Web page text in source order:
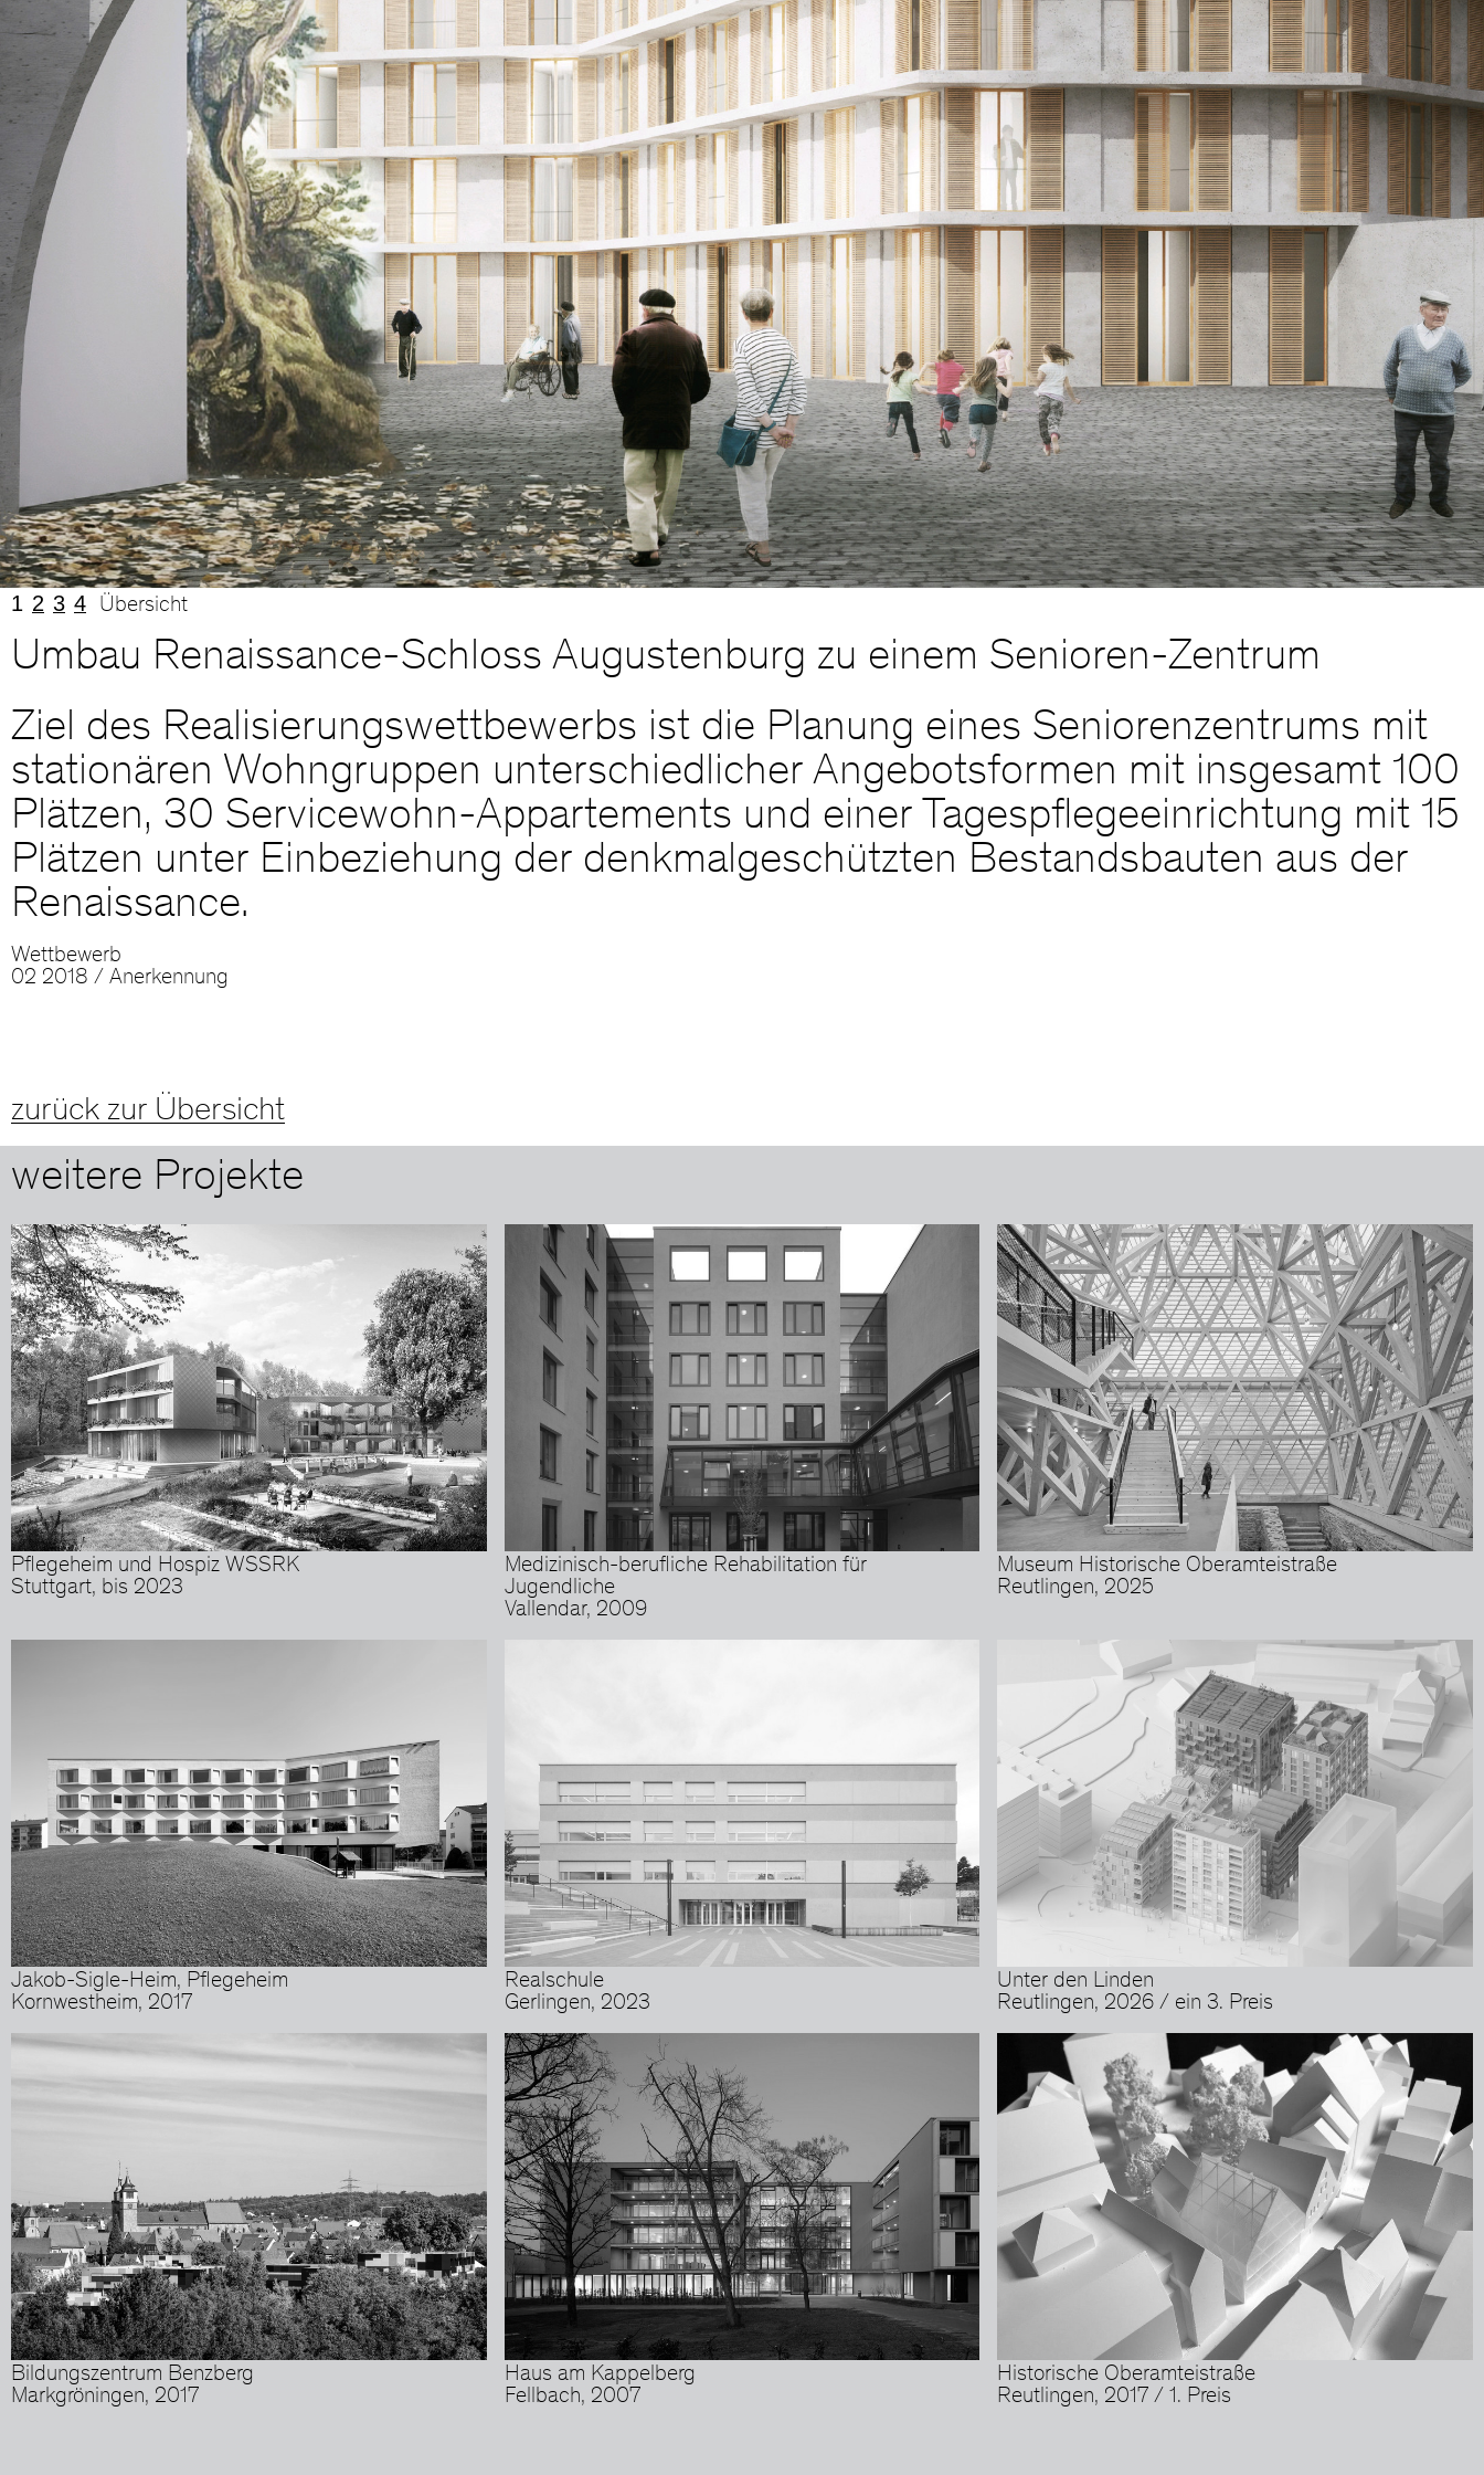
1 2 3 4 Übersicht
Umbau Renaissance-Schloss Augustenburg zu einem Senioren-Zentrum
Ziel des Realisierungswettbewerbs ist die Planung eines Seniorenzentrums mit
stationären Wohngruppen unterschiedlicher Angebotsformen mit insgesamt 100
Plätzen, 30 Servicewohn-Appartements und einer Tagespflegeeinrichtung mit 15
Plätzen unter Einbeziehung der denkmalgeschützten Bestandsbauten aus der
Renaissance.
Wettbewerb
02 2018 / Anerkennung
zurück zur Übersicht
weitere Projekte
Pflegeheim und Hospiz WSSRK
Stuttgart, bis 2023
Medizinisch-berufliche Rehabilitation für
Jugendliche
Vallendar, 2009
Museum Historische Oberamteistraße
Reutlingen, 2025
Jakob-Sigle-Heim, Pflegeheim
Kornwestheim, 2017
Realschule
Gerlingen, 2023
Unter den Linden
Reutlingen, 2026 / ein 3. Preis
Bildungszentrum Benzberg
Markgröningen, 2017
Haus am Kappelberg
Fellbach, 2007
Historische Oberamteistraße
Reutlingen, 2017 / 1. Preis